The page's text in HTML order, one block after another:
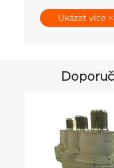
Ukázat více